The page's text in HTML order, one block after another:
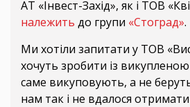
АТ «Інвест-Захід», як і ТОВ
належить до групи «Стоград».
Ми хотіли запитати у ТОВ
хочуть зробити із
саме викуповують, а не
нам так і не вдалося отримати